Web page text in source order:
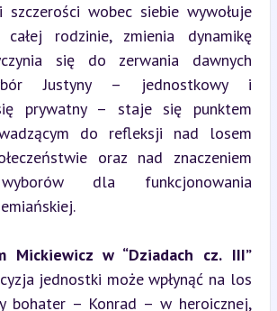
szczerości wobec siebie wywołuje
rodzinie, zmienia dynamikę
się do zerwania dawnych
Justyny – jednostkowy i
prywatny – staje się punktem
do refleksji nad losem
oraz nad znaczeniem
dla funkcjonowania
Mickiewicz w “Dziadach cz. III”
jednostki może wpłynąć na los
bohater – Konrad – w heroicznej,